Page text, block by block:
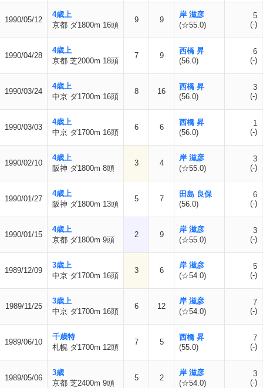
1990/05/12
4歳上
京都 ダ1800m 16頭
9 9
岸 滋彦
(☆55.0)
5
(-)
1990/04/28
4歳上
京都 芝2000m 18頭
7 9
西橋 昇
(56.0)
6
(-)
1990/03/24
4歳上
中京 ダ1700m 16頭
8 16
西橋 昇
(56.0)
3
(-)
1990/03/03
4歳上
中京 ダ1700m 16頭
6 6
西橋 昇
(56.0)
1
(-)
1990/02/10
4歳上
阪神 ダ1800m 8頭
3 4
岸 滋彦
(☆55.0)
3
(-)
1990/01/27
4歳上
阪神 ダ1800m 13頭
5 7
田島 良保
(56.0)
6
(-)
1990/01/15
4歳上
京都 ダ1800m 9頭
2 9
岸 滋彦
(☆55.0)
3
(-)
1989/12/09
3歳上
中京 ダ1700m 16頭
3 6
岸 滋彦
(☆54.0)
5
(-)
1989/11/25
3歳上
中京 ダ1700m 16頭
6 12
岸 滋彦
(☆54.0)
7
(-)
1989/06/10
千歳特
札幌 ダ1700m 12頭
7 5
西橋 昇
(55.0)
7
(-)
1989/05/06
3歳
京都 芝2400m 9頭
5 2
岸 滋彦
(☆54.0)
3
(-)